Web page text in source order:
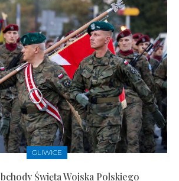
GLIWICE
Święta Wojska Polskiego